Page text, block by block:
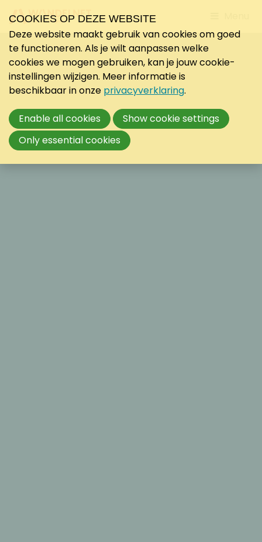
to
COOKIES OP DEZE WEBSITE
Deze website maakt gebruik van cookies om goed
te functioneren. Als je wilt aanpassen welke
cookies we mogen gebruiken, kan je jouw cookie-
instellingen wijzigen. Meer informatie is
beschikbaar in onze privacyverklaring.
Enable all cookies
Show cookie settings
Only essential cookies